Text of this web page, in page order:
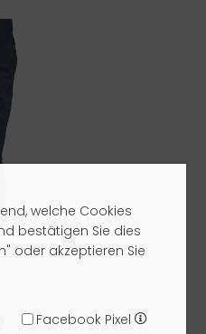
welche Cookies
bestätigen Sie dies
oder akzeptieren Sie
Facebook Pixel